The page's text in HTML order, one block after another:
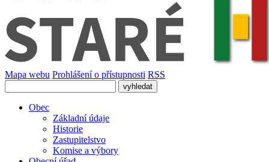
Mapa webu Prohlášení o přístupnosti RSS
Obec
Základní údaje
Historie
Zastupitelstvo
Komise a výbory